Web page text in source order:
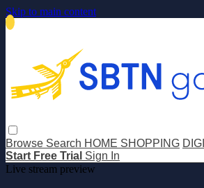
Skip to main content
Browse Search HOME SHOPPING
Start Free Trial Sign In
Live stream preview